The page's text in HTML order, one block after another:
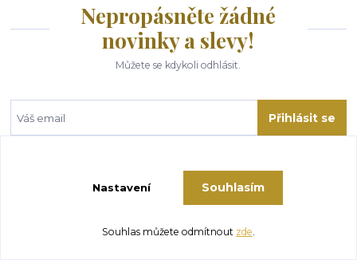
Nepropásněte žádné
novinky a slevy!
Můžete se kdykoli odhlásit.
Přihlásit se
Nastavení Souhlasím
Souhlas můžete odmítnout zde